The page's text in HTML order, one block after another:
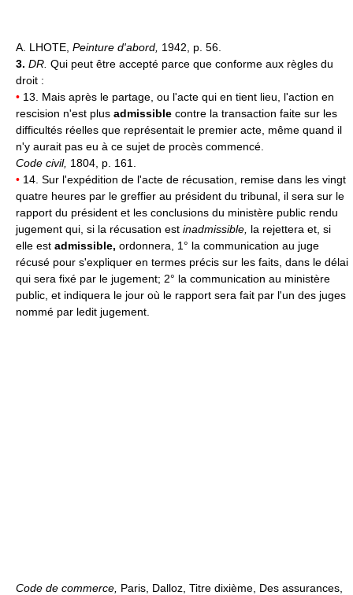
A. LHOTE, Peinture d'abord, 1942, p. 56.
3. DR. Qui peut être accepté parce que conforme aux règles du
droit :
• 13. Mais après le partage, ou l'acte qui en tient lieu, l'action en
rescision n'est plus admissible contre la transaction faite sur les
difficultés réelles que représentait le premier acte, même quand il
n'y aurait pas eu à ce sujet de procès commencé.
Code civil, 1804, p. 161.
• 14. Sur l'expédition de l'acte de récusation, remise dans les vingt
quatre heures par le greffier au président du tribunal, il sera sur le
rapport du président et les conclusions du ministère public rendu
jugement qui, si la récusation est inadmissible, la rejettera et, si
elle est admissible, ordonnera, 1° la communication au juge
récusé pour s'expliquer en termes précis sur les faits, dans le délai
qui sera fixé par le jugement; 2° la communication au ministère
public, et indiquera le jour où le rapport sera fait par l'un des juges
nommé par ledit jugement.
Code de commerce, Paris, Dalloz, Titre dixième, Des assurances,